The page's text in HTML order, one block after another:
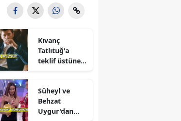
Kıvanç
Tatlıtuğ'a
teklif üstüne
Süheyl ve
Behzat
Uygur'dan